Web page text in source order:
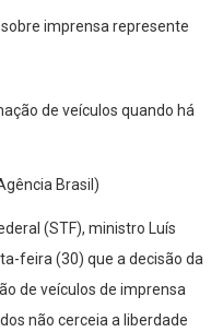
de veículos quando há
Brasil)
(STF), ministro Luís
feira (30) que a decisão da
de veículos de imprensa
não cerceia a liberdade